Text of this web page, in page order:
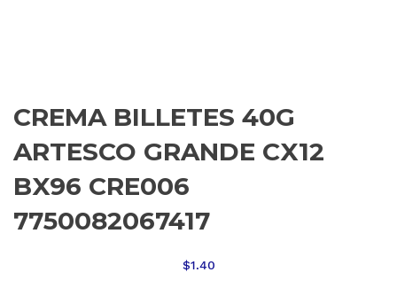
CREMA BILLETES 40G
ARTESCO GRANDE CX12
BX96 CRE006
7750082067417
$1.40